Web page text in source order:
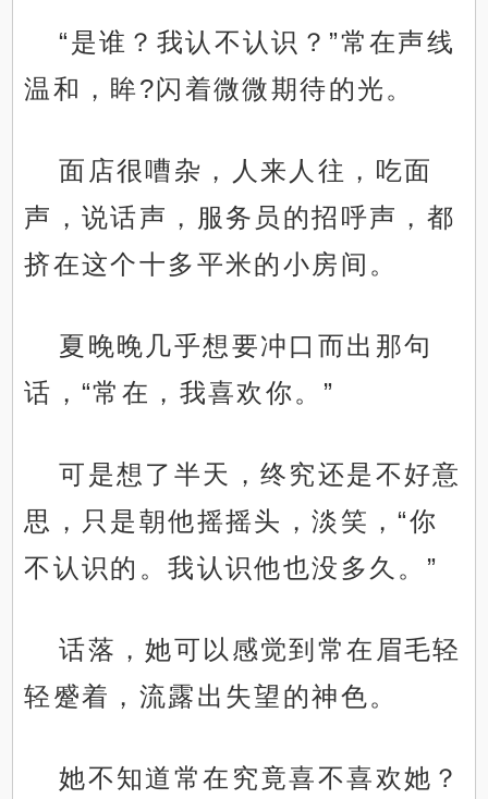
“是谁？我认不认识？”常在声线
温和，眸?闪着微微期待的光。
面店很嘈杂，人来人往，吃面
声，说话声，服务员的招呼声，都
挤在这个十多平米的小房间。
夏晚晚几乎想要冲口而出那句
话，“常在，我喜欢你。”
可是想了半天，终究还是不好意
思，只是朝他摇摇头，淡笑，“你
不认识的。我认识他也没多久。”
话落，她可以感觉到常在眉毛轻
轻蹙着，流露出失望的神色。
她不知道常在究竟喜不喜欢她？